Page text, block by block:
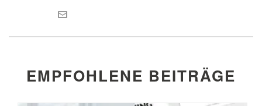
EMPFOHLENE BEITRÄGE